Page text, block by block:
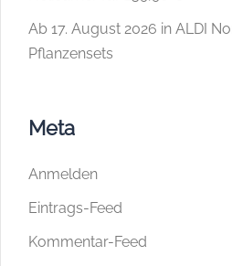
Ab 17. August 2026 in ALDI
Pflanzensets
Meta
Anmelden
Eintrags-Feed
Kommentar-Feed